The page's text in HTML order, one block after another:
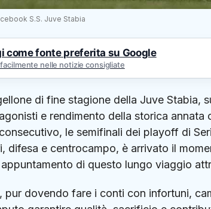
S.S. Juve Stabia
come fonte preferita su Google
nelle notizie consigliate
di fine stagione della Juve Stabia,
e rendimento della storica annata
le semifinali dei playoff di
difesa e centrocampo, è arrivato il
di questo lungo viaggio
pur dovendo fare i conti con infortuni,